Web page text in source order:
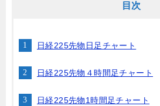
目次
日経225先物日足チャート
日経225先物４時間足チャート
日経225先物1時間足チャート